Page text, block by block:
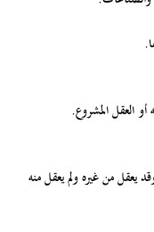
العقل المشروع.
يعقل من غيره ولم يعقل منه